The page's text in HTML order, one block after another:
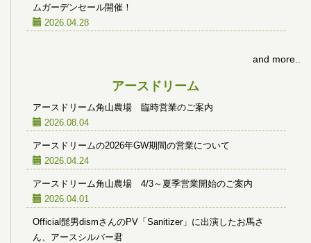
ムガーデンセール開催！
2026.04.28
and more..
アースドリーム
アースドリーム角山農場 臨時営業のご案内
2026.08.04
アースドリームの2026年GW期間の営業について
2026.04.24
アースドリーム角山農場 4/3～夏季営業開始のご案内
2026.04.01
Official髭男dismさんのPV「Sanitizer」に出演したお馬さ
ん、アースシルバー君